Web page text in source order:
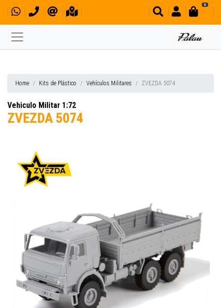
0
Home Kits de Plástico Vehículos Militares ZVEZDA 5074
Vehiculo Militar 1:72
ZVEZDA 5074